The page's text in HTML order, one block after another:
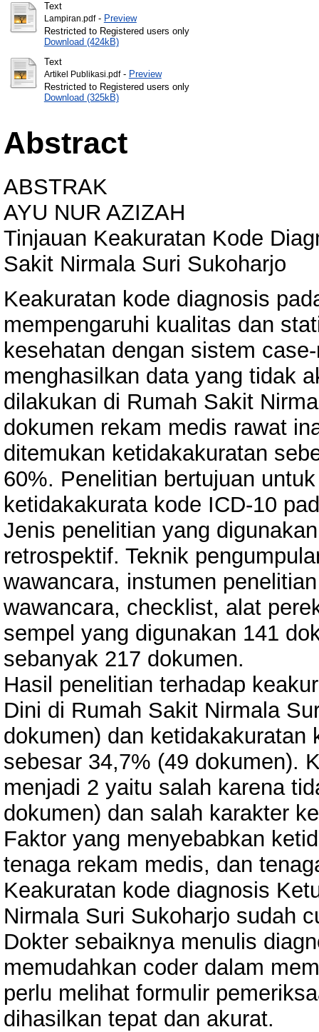
Text
Lampiran.pdf- Preview
Restricted to Registered users only
Download (424kB)
Text
Artikel Publikasi.pdf- Preview
Restricted to Registered users only
Download (325kB)
Abstract
ABSTRAK
AYU NUR AZIZAH
Tinjauan Keakuratan Kode
Sakit Nirmala Suri Sukoharjo
Keakuratan kode diagnosis
mempengaruhi kualitas dan
kesehatan dengan sistem
menghasilkan data yang tidak
dilakukan di Rumah Sakit
dokumen rekam medis rawat
ditemukan ketidakakuratan
60%. Penelitian bertujuan
ketidakakurata kode ICD-10
Jenis penelitian yang
retrospektif. Teknik
wawancara, instumen
wawancara, checklist, alat
sempel yang digunakan 141
sebanyak 217 dokumen.
Hasil penelitian terhadap
Dini di Rumah Sakit Nirmala
dokumen) dan ketidakakuratan
sebesar 34,7% (49 dokumen).
menjadi 2 yaitu salah karena
dokumen) dan salah karakter
Faktor yang menyebabkan
tenaga rekam medis, dan
Keakuratan kode diagnosis
Nirmala Suri Sukoharjo sudah
Dokter sebaiknya menulis
memudahkan coder dalam
perlu melihat formulir
dihasilkan tepat dan akurat.